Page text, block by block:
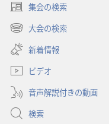
集会の検索
（新
し
タ
で
開
く）
大会の検索
（新
し
い
タ
ブ
で
開
く）
新着情報
ビデオ
音声解説付きの動画
検索